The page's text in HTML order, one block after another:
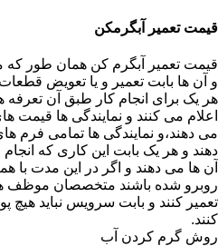
قیمت تعمیر آبگرمکن
قیمت تعمیر آبگرم کن همان طور که
و آن ها بابت تعمیر و یا تعویض
هر یک برای انجام کار طبق آن تعرفه
اعلام می کنند و نمایندگی ها قیمت
می دهند،و نمایندگی ها تمامی فرم
دهند و هر یک بابت این کاری که
آن ها می دهند و اگر در این مدت با
روبرو شده باشند متخصصان موظف
تعمیر کنند و بابت سرویس نباید هیچ
کنند.
روش گرم کردن آب